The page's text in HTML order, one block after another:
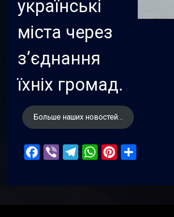
українські
міста через
з’єднання
їхніх громад.
Больше наших новостей…
Facebook
ViberTelegram
WhatsApp
Pinterest